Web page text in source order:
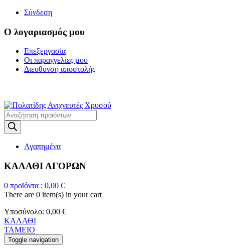
Σύνδεση
Ο λογαριασμός μου
Επεξεργασία
Οι παραγγελίες μου
Διευθυνση αποστολής
Products
search
Αγαπημένα
ΚΑΛΑΘΙ ΑΓΟΡΩΝ
0 προϊόντα : 0,00 €
There are 0 item(s) in your cart
Υποσύνολο: 0,00 €
ΚΑΛΑΘΙ
ΤΑΜΕΙΟ
Toggle navigation